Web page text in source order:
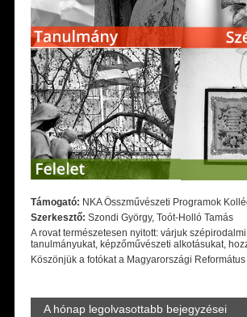
Támogató: NKA Összművészeti Programok
Szerkesztő: Szondi György, Toót-Holló Tamás
A rovat természetesen nyitott: várjuk szépirodalmi
tanulmányukat, képzőművészeti alkotásukat,
Köszönjük a fotókat a Magyarországi
A hónap legolvasottabb bejegyzései